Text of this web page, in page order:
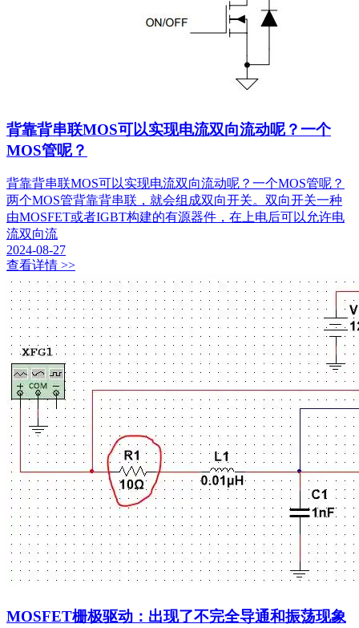
背靠背串联MOS可以实现电流双向流动呢？一个
MOS管呢？
背靠背串联MOS可以实现电流双向流动呢？一个MOS管呢？
两个MOS管背靠背串联，就会组成双向开关。双向开关一种
由MOSFET或者IGBT构建的有源器件，在上电后可以允许电
流双向流
2024-08-27
查看详情 >>
MOSFET栅极驱动：出现了不完全导通和振荡现象